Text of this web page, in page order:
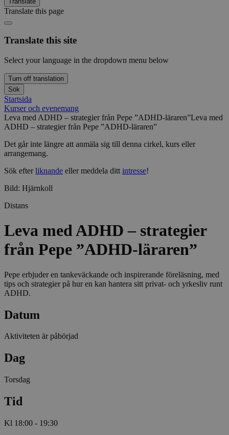
Translate this page
Translate this site
Select your language in the dropdown menu below
Turn off translation
Sök
Startsida
Kurser och evenemang
Leva med ADHD – strategier från Pepe ”ADHD-läraren”Leva med
ADHD – strategier från Pepe ”ADHD-läraren”
Det går inte längre att anmäla sig till denna cirkel, kurs eller
arrangemang.
Sök efterliknande eller meddela ditt intresse!
Bild: Hjärnkoll
Distans
Leva med ADHD – strategier
från Pepe ”ADHD-läraren”
Pepe erbjuder en tankeväckande och inspirerande föreläsning, med
tips och strategier på hur en kan hantera sitt privat- och yrkesliv runt
ADHD.
Datum
Aktiviteten är påbörjad
Dag
Torsdag
Tid
Kl 18:00 - 19:30